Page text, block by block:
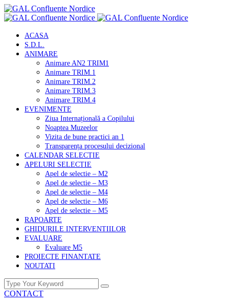
ACASA
S.D.L.
ANIMARE
Animare AN2 TRIM1
Animare TRIM.1
Animare TRIM.2
Animare TRIM.3
Animare TRIM.4
EVENIMENTE
Ziua Internațională a Copilului
Noaptea Muzeelor
Vizita de bune practici an 1
Transparența procesului decizional
CALENDAR SELECTIE
APELURI SELECTIE
Apel de selectie – M2
Apel de selectie – M3
Apel de selectie – M4
Apel de selectie – M6
Apel de selectie – M5
RAPOARTE
GHIDURILE INTERVENTIILOR
EVALUARE
Evaluare M5
PROIECTE FINANTATE
NOUTATI
CONTACT